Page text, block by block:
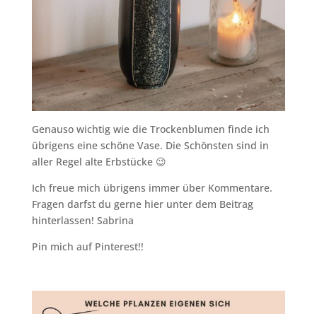
Genauso wichtig wie die Trockenblumen finde ich
übrigens eine schöne Vase. Die Schönsten sind in
aller Regel alte Erbstücke 😉
Ich freue mich übrigens immer über Kommentare.
Fragen darfst du gerne hier unter dem Beitrag
hinterlassen! Sabrina
Pin mich auf Pinterest!!